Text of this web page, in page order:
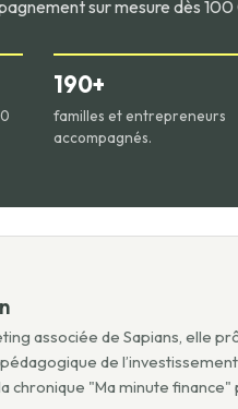
sur mesure dès
190+
familles et entrepreneurs
accompagnés.
associée de Sapians, elle
de
chronique "Ma minute finance"